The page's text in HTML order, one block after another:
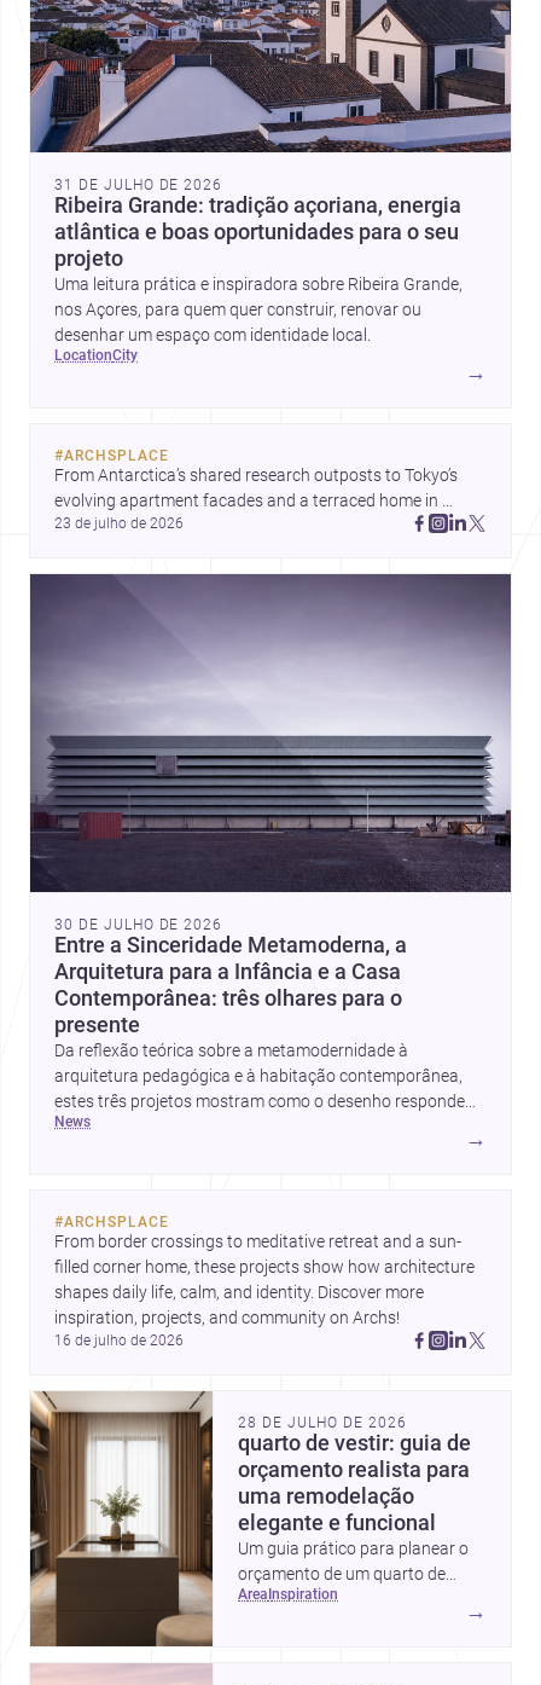
31 DE JULHO DE 2026
Ribeira Grande: tradição açoriana, energia
atlântica e boas oportunidades para o seu
projeto
Uma leitura prática e inspiradora sobre Ribeira Grande,
nos Açores, para quem quer construir, renovar ou
desenhar um espaço com identidade local.
location city
→
#ARCHSPLACE
From Antarctica’s shared research outposts to Tokyo’s
evolving apartment facades and a terraced home in
Amman, these projects show how architecture adapts to
23 de julho de 2026
30 DE JULHO DE 2026
Entre a Sinceridade Metamoderna, a
Arquitetura para a Infância e a Casa
Contemporânea: três olhares para o
presente
Da reflexão teórica sobre a metamodernidade à
arquitetura pedagógica e à habitação contemporânea,
estes três projetos mostram como o desenho responde
hoje a emoção, uso e contexto. Para arquitetos, são
pistas valiosas sobre como criar espaços mais humanos,
news
→
#ARCHSPLACE
From border crossings to meditative retreat and a sun-
filled corner home, these projects show how architecture
shapes daily life, calm, and identity. Discover more
inspiration, projects, and community on Archs!
16 de julho de 2026
28 DE JULHO DE 2026
quarto de vestir: guia de
orçamento realista para
uma remodelação
elegante e funcional
Um guia prático para planear o
orçamento de um quarto de
vestir em Portugal, com
area inspiration
→